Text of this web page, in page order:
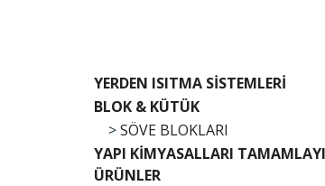
YERDEN ISITMA SİSTEMLERİ
BLOK & KÜTÜK
>SÖVE BLOKLARI
YAPI KİMYASALLARI
ÜRÜNLER